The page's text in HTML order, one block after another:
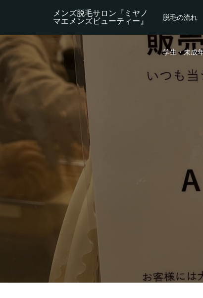
メンズ脱毛サロン『ミヤノ
マエメンズビューティー』
脱毛の流れ
学生・未成